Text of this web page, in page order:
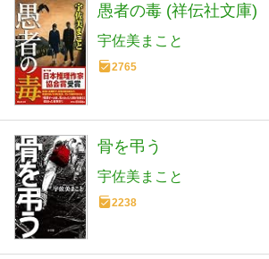
愚者の毒 (祥伝社文庫)
宇佐美まこと
2765
骨を弔う
宇佐美まこと
2238